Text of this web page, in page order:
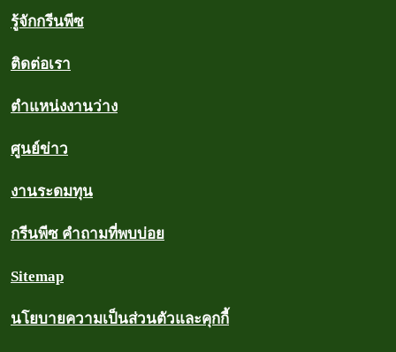
รู้จักกรีนพีซ
ติดต่อเรา
ตำแหน่งงานว่าง
ศูนย์ข่าว
งานระดมทุน
กรีนพีซ คำถามที่พบบ่อย
Sitemap
นโยบายความเป็นส่วนตัวและคุกกี้